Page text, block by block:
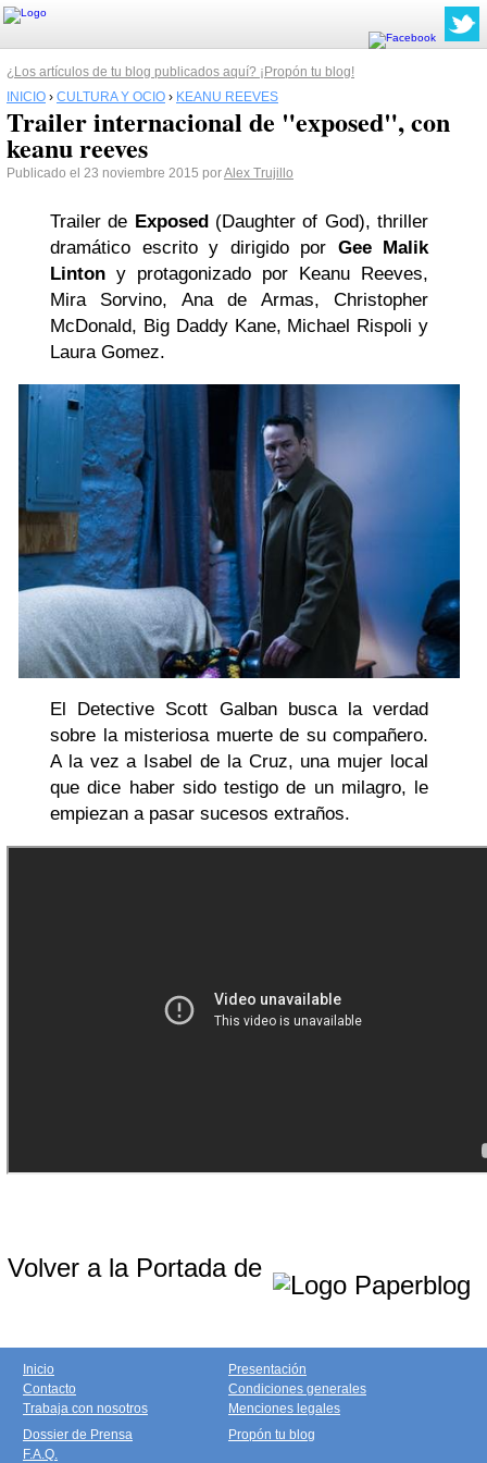
¿Los artículos de tu blog publicados aquí? ¡Propón tu blog!
INICIO › CULTURA Y OCIO › KEANU REEVES
Trailer internacional de "exposed", con
keanu reeves
Publicado el 23 noviembre 2015 porAlex Trujillo
Trailer de Exposed(Daughter of God), thriller
dramático escrito y dirigido por Gee Malik
Linton y protagonizado por Keanu Reeves,
Mira Sorvino, Ana de Armas, Christopher
McDonald, Big Daddy Kane, Michael Rispoli y
Laura Gomez.
El Detective Scott Galban busca la verdad
sobre la misteriosa muerte de su compañero.
A la vez a Isabel de la Cruz, una mujer local
que dice haber sido testigo de un milagro, le
empiezan a pasar sucesos extraños.
Volver a la Portada de
Inicio
Contacto
Trabaja con nosotros
Presentación
Condiciones generales
Menciones legales
Dossier de Prensa
F.A.Q.
Propón tu blog